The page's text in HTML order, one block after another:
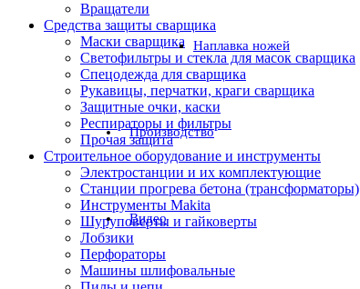
Наплавка ножей
Производство
Видео
Вращатели
Средства защиты сварщика
Маски сварщика
Светофильтры и стекла для масок сварщика
Спецодежда для сварщика
Рукавицы, перчатки, краги сварщика
Защитные очки, каски
Респираторы и фильтры
Прочая защита
Строительное оборудование и инструменты
Электростанции и их комплектующие
Станции прогрева бетона (трансформаторы)
Инструменты Makita
Шуруповерты и гайковерты
Лобзики
Перфораторы
Машины шлифовальные